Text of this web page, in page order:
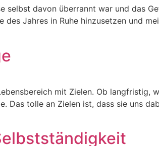
davon überrannt war und das
Jahres in Ruhe hinzusetzen und
mit Zielen. Ob langfristig,
tolle an Zielen ist, dass sie uns